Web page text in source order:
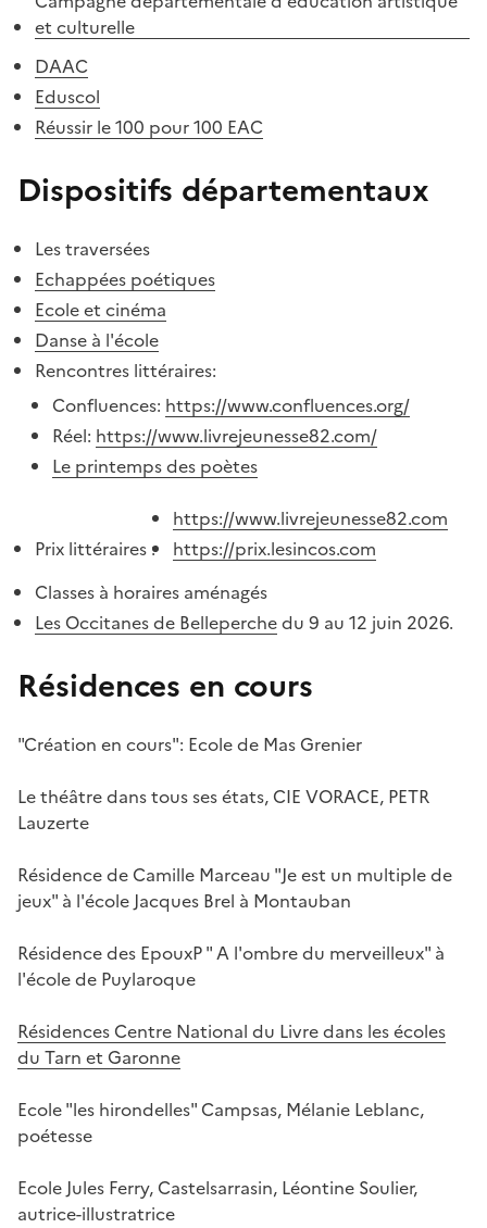
et culturelle
DAAC
Eduscol
Réussir le 100 pour 100 EAC
Dispositifs départementaux
Les traversées
Echappées poétiques
Ecole et cinéma
Danse à l'école
Rencontres littéraires:
Confluences: https://www.confluences.org/
Réel: https://www.livrejeunesse82.com/
Le printemps des poètes
Prix littéraires :
https://www.livrejeunesse82.com
https://prix.lesincos.com
Classes à horaires aménagés
Les Occitanes de Belleperchedu 9 au 12 juin 2026.
Résidences en cours
"Création en cours": Ecole de Mas Grenier
Le théâtre dans tous ses états, CIE VORACE, PETR
Lauzerte
Résidence de Camille Marceau "Je est un multiple de
jeux" à l'école Jacques Brel à Montauban
Résidence des EpouxP " A l'ombre du merveilleux" à
l'école de Puylaroque
Résidences Centre National du Livre dans les écoles
du Tarn et Garonne
Ecole "les hirondelles" Campsas, Mélanie Leblanc,
poétesse
Ecole Jules Ferry, Castelsarrasin, Léontine Soulier,
autrice-illustratrice